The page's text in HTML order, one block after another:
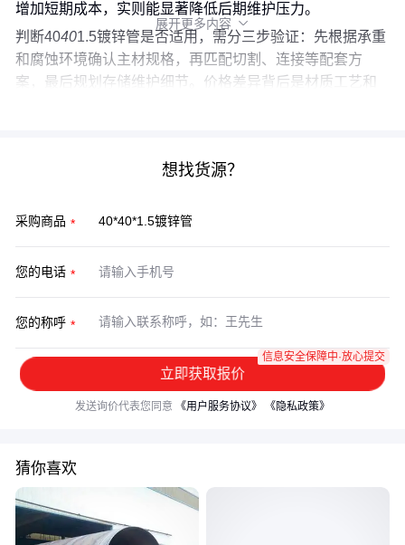
增加短期成本，实则能显著降低后期维护压力。
判断40401.5镀锌管是否适用，需分三步验证：先根据承重
和腐蚀环境确认主材规格，再匹配切割、连接等配套方
案，最后规划存储维护细节。价格差异背后是材质工艺和
展开更多内容 
想找货源？
采购商品
您的电话
您的称呼
立即获取报价
信息安全保障中·放心提交
发送询价代表您同意 《用户服务协议》 《隐私政策》
猜你喜欢